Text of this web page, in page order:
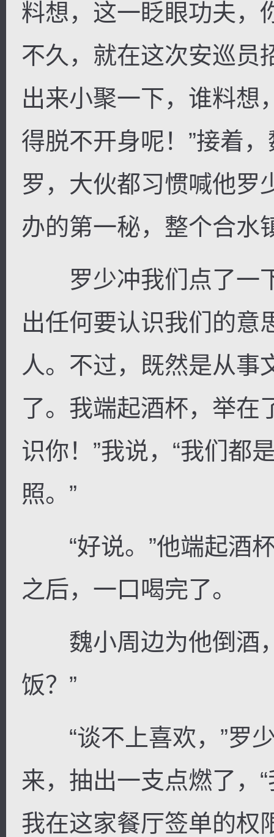
料想，这一眨眼功夫，
不久，就在这次安巡员
出来小聚一下，谁料想
得脱不开身呢！”接着
罗，大伙都习惯喊他罗
办的第一秘，整个合水
罗少冲我们点了一
出任何要认识我们的意
人。不过，既然是从事
了。我端起酒杯，举在
识你！”我说，“我们都
照。”
“好说。”他端起酒杯
之后，一口喝完了。
魏小周边为他倒酒，
饭？”
“谈不上喜欢，”罗少
来，抽出一支点燃了，
我在这家餐厅签单的权